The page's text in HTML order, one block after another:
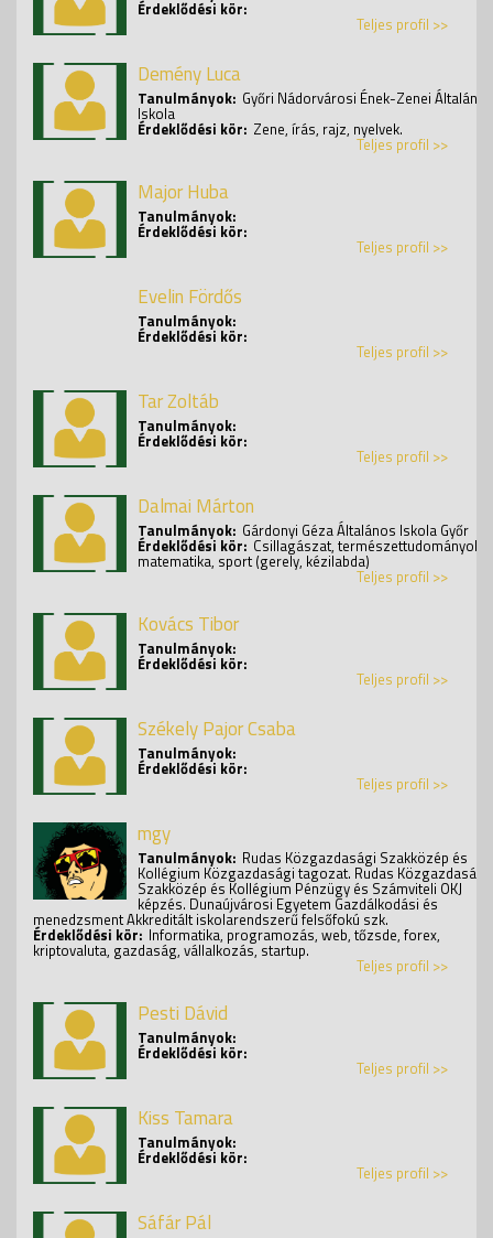
Érdeklődési kör:
Teljes profil >>
Demény Luca
Tanulmányok: Győri Nádorvárosi Ének-Zenei Általános
Iskola
Érdeklődési kör: Zene, írás, rajz, nyelvek.
Teljes profil >>
Major Huba
Tanulmányok:
Érdeklődési kör:
Teljes profil >>
Evelin Fördős
Tanulmányok:
Érdeklődési kör:
Teljes profil >>
Tar Zoltáb
Tanulmányok:
Érdeklődési kör:
Teljes profil >>
Dalmai Márton
Tanulmányok: Gárdonyi Géza Általános Iskola Győr
Érdeklődési kör: Csillagászat, természettudományok,
matematika, sport (gerely, kézilabda)
Teljes profil >>
Kovács Tibor
Tanulmányok:
Érdeklődési kör:
Teljes profil >>
Székely Pajor Csaba
Tanulmányok:
Érdeklődési kör:
Teljes profil >>
mgy
Tanulmányok: Rudas Közgazdasági Szakközép és
Kollégium Közgazdasági tagozat. Rudas Közgazdasági
Szakközép és Kollégium Pénzügy és Számviteli OKJ
képzés. Dunaújvárosi Egyetem Gazdálkodási és
menedzsment Akkreditált iskolarendszerű felsőfokú szk.
Érdeklődési kör: Informatika, programozás, web, tőzsde, forex,
kriptovaluta, gazdaság, vállalkozás, startup.
Teljes profil >>
Pesti Dávid
Tanulmányok:
Érdeklődési kör:
Teljes profil >>
Kiss Tamara
Tanulmányok:
Érdeklődési kör:
Teljes profil >>
Sáfár Pál